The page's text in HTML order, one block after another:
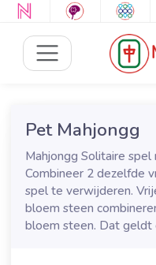
Pet Mahjongg
Mahjongg Solitaire
Combineer 2 dezelfde
spel te verwijderen.
bloem steen
bloem steen. Dat geldt